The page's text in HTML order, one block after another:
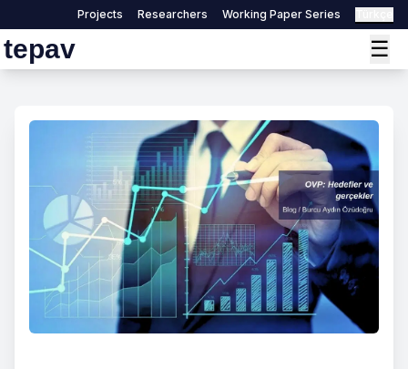
Projects Researchers Working Paper Series
tepav ☰